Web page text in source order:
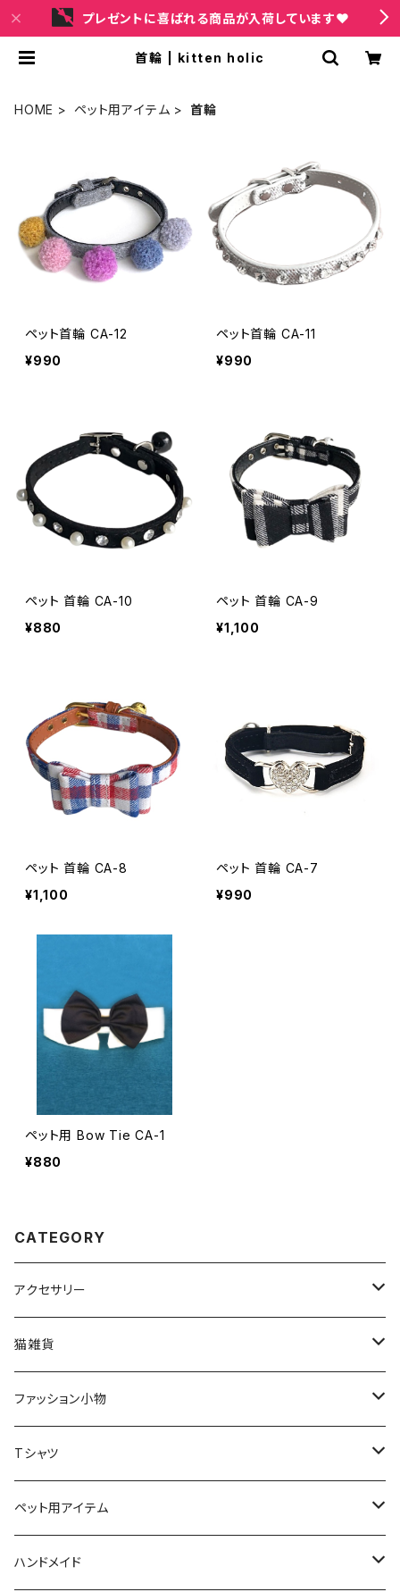
プレゼントに喜ばれる商品が入荷しています❤
首輪 | kitten holic
HOME ペット用アイテム 首輪
ペット首輪 CA-12
¥990
ペット首輪 CA-11
¥990
ペット 首輪 CA-10
¥880
ペット 首輪 CA-9
¥1,100
ペット 首輪 CA-8
¥1,100
ペット 首輪 CA-7
¥990
ペット用 Bow Tie CA-1
¥880
CATEGORY
アクセサリー
猫アクセサリー
ネックレス
ブローチ
ブローチ
ネックレス
リング
ピアス
猫雑貨
インテリア
オブジェ
小物入れ
スマホケース
文房具
ファッション小物
スカーフ
ソックス
バッグ
Tシャツ
猫ちゃん用アイテム
首輪
ペット用アイテム
首輪
ハンドメイド